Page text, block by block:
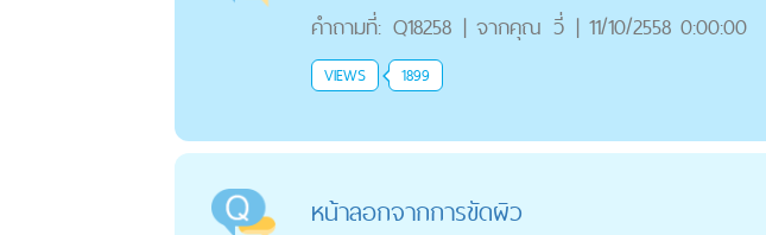
คำถามที่: Q18258 | จากคุณ วี่ | 11/10/2558 0:00:00
VIEWS 1899
หน้าลอกจากการขัดผิว